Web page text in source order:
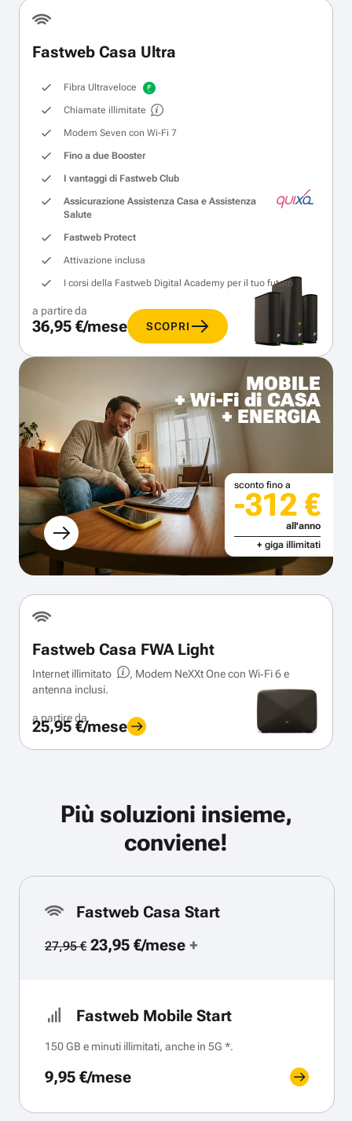
Fastweb Casa Ultra
Fibra Ultraveloce
Chiamate illimitate
Modem Seven con Wi‑Fi 7
Fino a due Booster
I vantaggi di Fastweb Club
Assicurazione Assistenza Casa e Assistenza
Salute
Fastweb Protect
Attivazione inclusa
I corsi della Fastweb Digital Academy per il tuo futuro
a partire da
36,95 €/mese SCOPRI
MOBILE
+ Wi-Fi di CASA
+ ENERGIA
sconto fino a
-312 €
all'anno
+ giga illimitati
Fastweb Casa FWA Light
Internet illimitato
, Modem NeXXt One con Wi‑Fi 6 e
antenna inclusi.
a partire da
25,95 €/mese
Più soluzioni insieme,
conviene!
Fastweb Casa Start
27,95 €23,95 €/mese+
Fastweb Mobile Start
150 GB e minuti illimitati, anche in 5G *.
9,95 €/mese